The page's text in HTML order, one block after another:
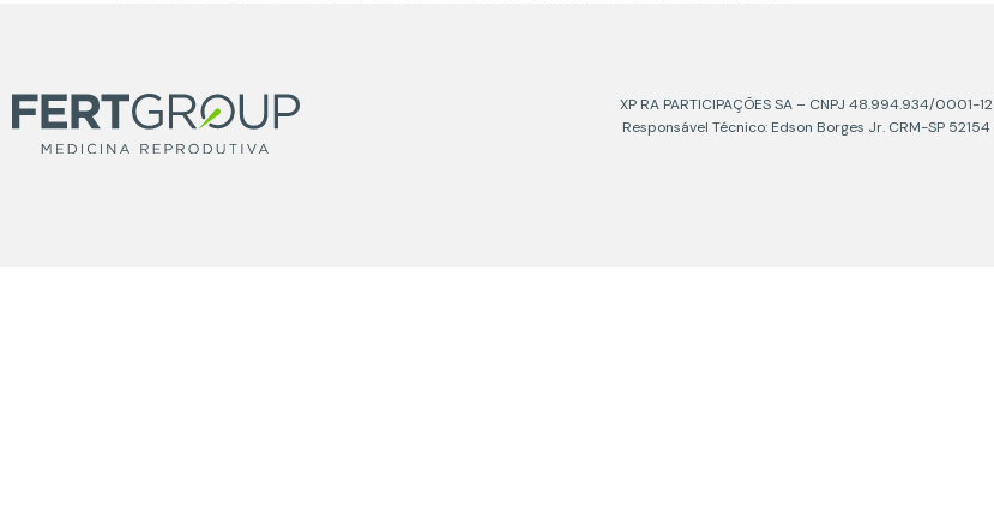
XP RA PARTICIPAÇÕES SA – CNPJ 48.994.934/0001-12
Responsável Técnico: Edson Borges Jr. CRM-SP 52154